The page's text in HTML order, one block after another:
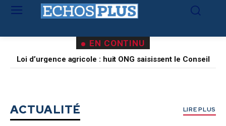
Echos Plus — actualite
EN CONTINU
Lufthansa : le bénéfice opérationnel chute de 56 % au
deuxième trimestre
LIRE PLUS
ACTUALITÉ